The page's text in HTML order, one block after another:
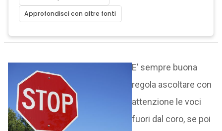
Approfondisci con altre fonti
E’ sempre buona
regola ascoltare con
attenzione le voci
fuori dal coro, se poi